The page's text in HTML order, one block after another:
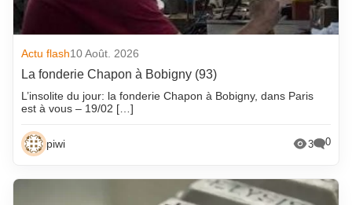
Actu flash10 Août. 2026
La fonderie Chapon à Bobigny (93)
L’insolite du jour: la fonderie Chapon à Bobigny, dans Paris
est à vous – 19/02 […]
piwi 3 0